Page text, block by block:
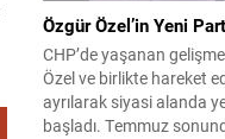
Özgür Özel’in Yeni
CHP’de yaşanan
Özel ve birlikte hareket
ayrılarak siyasi alanda
başladı. Temmuz